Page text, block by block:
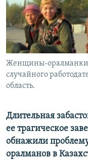
Женщины-оралманки
случайного
область.
Длительная
ее трагическое
обнажили
оралманов в